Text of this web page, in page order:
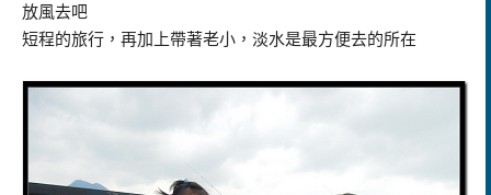
放風去吧
短程的旅行，再加上帶著老小，淡水是最方便去的所在